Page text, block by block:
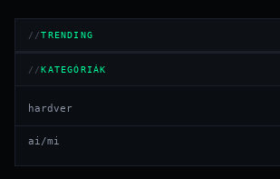
TRENDING
KATEGÓRIÁK
hardver
ai/mi